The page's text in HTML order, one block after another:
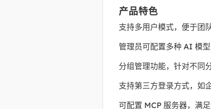
产品特色
支持多用户模式，便于团
管理员可配置多种 AI 模
分组管理功能，针对不同
支持第三方登录方式，如
可配置 MCP 服务器，满足